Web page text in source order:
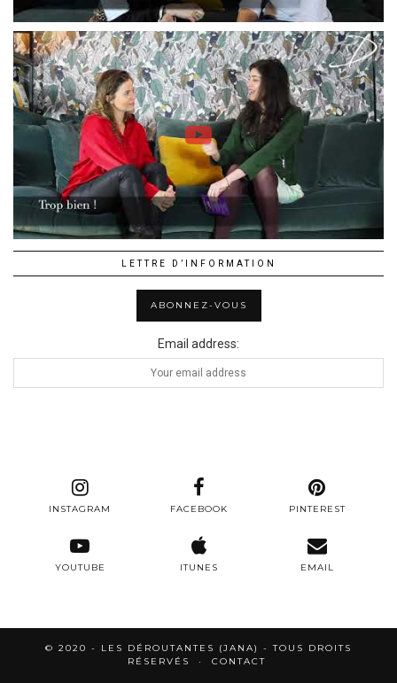
LETTRE D’INFORMATION
Email address:
INSTAGRAM FACEBOOK PINTEREST
YOUTUBE ITUNES EMAIL
© 2020 - LES DÉROUTANTES (JANA) - TOUS DROITS
RÉSERVÉS
CONTACT